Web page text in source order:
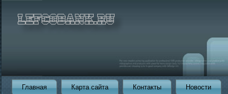
Главная Карта сайта Контакты Новости